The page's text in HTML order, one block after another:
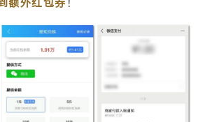
额外红包券 ！